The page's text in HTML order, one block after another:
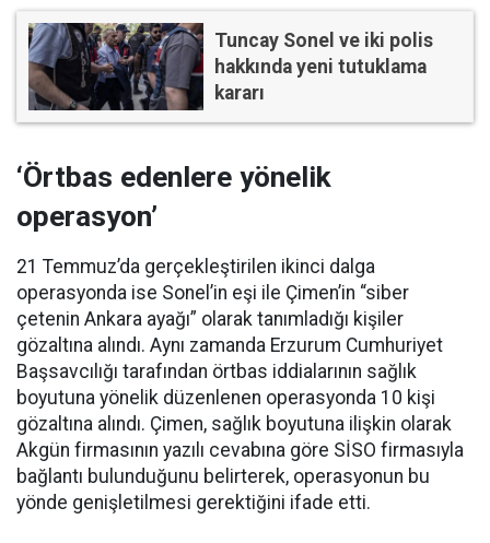
Tuncay Sonel ve iki polis
hakkında yeni tutuklama
kararı
‘Örtbas edenlere yönelik
operasyon’
21 Temmuz’da gerçekleştirilen ikinci dalga
operasyonda ise Sonel’in eşi ile Çimen’in “siber
çetenin Ankara ayağı” olarak tanımladığı kişiler
gözaltına alındı. Aynı zamanda Erzurum Cumhuriyet
Başsavcılığı tarafından örtbas iddialarının sağlık
boyutuna yönelik düzenlenen operasyonda 10 kişi
gözaltına alındı. Çimen, sağlık boyutuna ilişkin olarak
Akgün firmasının yazılı cevabına göre SİSO firmasıyla
bağlantı bulunduğunu belirterek, operasyonun bu
yönde genişletilmesi gerektiğini ifade etti.